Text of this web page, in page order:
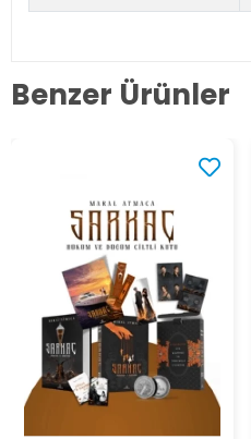
Benzer Ürünler